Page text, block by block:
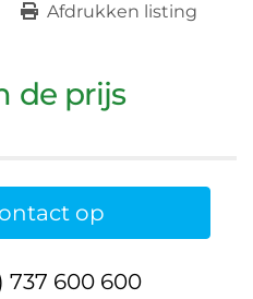
Afdrukken listing
de prijs
op
737 600 600